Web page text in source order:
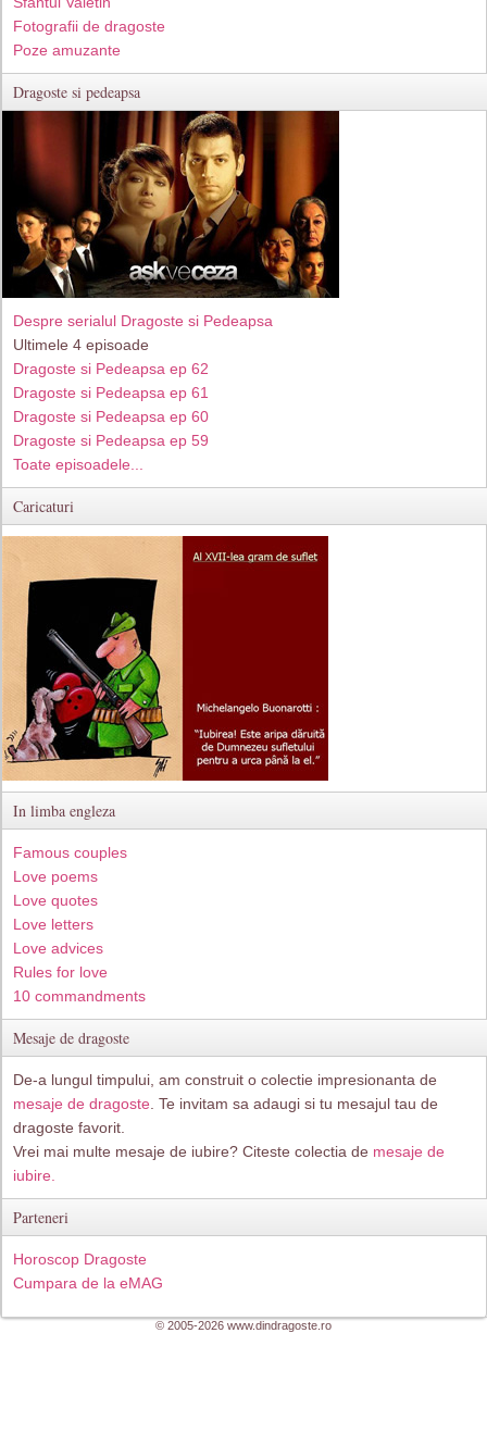
Fotografii de dragoste
Poze amuzante
Dragoste si pedeapsa
Despre serialul Dragoste si Pedeapsa
Ultimele 4 episoade
Dragoste si Pedeapsa ep 62
Dragoste si Pedeapsa ep 61
Dragoste si Pedeapsa ep 60
Dragoste si Pedeapsa ep 59
Toate episoadele...
Caricaturi
In limba engleza
Famous couples
Love poems
Love quotes
Love letters
Love advices
Rules for love
10 commandments
Mesaje de dragoste
De-a lungul timpului, am construit o colectie impresionanta de
mesaje de dragoste . Te invitam sa adaugi si tu mesajul tau de
dragoste favorit.
Vrei mai multe mesaje de iubire? Citeste colectia de mesaje de
iubire.
Parteneri
Horoscop Dragoste
Cumpara de la eMAG
© 2005-2026 www.dindragoste.ro